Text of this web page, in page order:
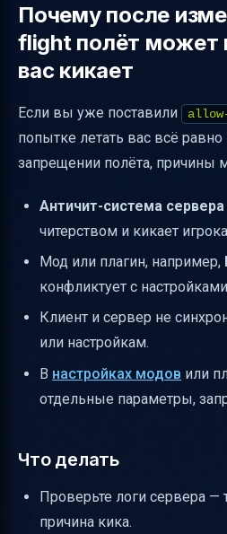
Почему после
flight полёт может
вас кикает
Если вы уже поставили
попытке летать вас всё
запрещении полёта, причины
Античит-система сервера
читерством и кикает
Мод или плагин, например,
конфликтует с
Клиент и сервер не
или настройкам.
В настройках модов или
отдельные параметры,
Что делать
Проверьте логи сервера
причина кика.